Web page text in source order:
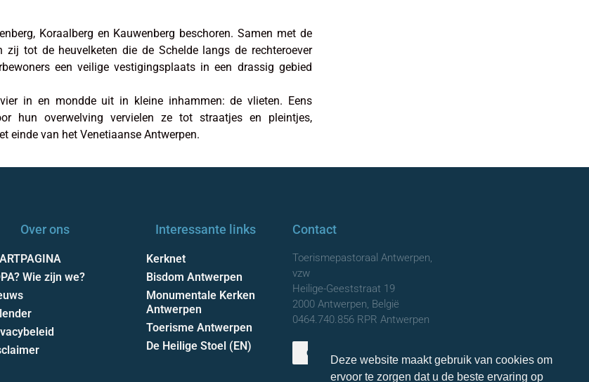
Koraalberg en Kauwenberg beschoren. Samen met de
zij tot de heuvelketen die de Schelde langs de rechteroever
een veilige vestigingsplaats in een drassig gebied
in en mondde uit in kleine inhammen: de vlieten. Eens
hun overwelving vervielen ze tot straatjes en pleintjes,
einde van het Venetiaanse Antwerpen.
Over ons
Wie zijn we?
Interessante links
Kerknet
Bisdom Antwerpen
Monumentale Kerken
Antwerpen
Toerisme Antwerpen
De Heilige Stoel (EN)
Contact
Toerismepastoraal Antwerpen,
vzw
Heilige-Geeststraat 19
2000 Antwerpen, België
0464.740.856 RPR Antwerpen
Contact opnemen
TOP
Deze website maakt gebruik van cookies om
ervoor te zorgen dat u de beste ervaring op